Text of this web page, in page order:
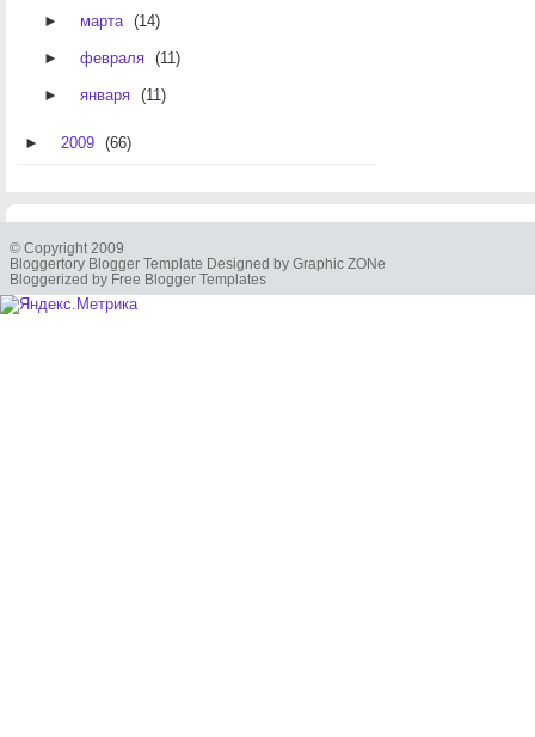
► марта (14)
► февраля (11)
► января (11)
► 2009 (66)
© Copyright 2009
Bloggertory Blogger Template Designed by Graphic ZONe
Bloggerized by Free Blogger Templates